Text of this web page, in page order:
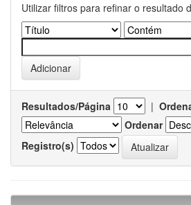
Utilizar filtros para refinar o resultado
Resultados/Página |
Ordenar
Registro(s)